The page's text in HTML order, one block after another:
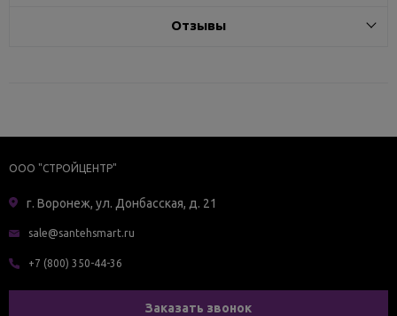
Отзывы
ООО "СТРОЙЦЕНТР"
г. Воронеж, ул. Донбасская, д. 21
sale@santehsmart.ru
+7 (800) 350-44-36
Заказать звонок